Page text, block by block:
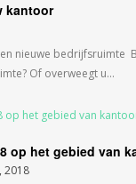
kantoor
nieuwe bedrijfsruimte
Of overweegt u…
op het gebied van
2018